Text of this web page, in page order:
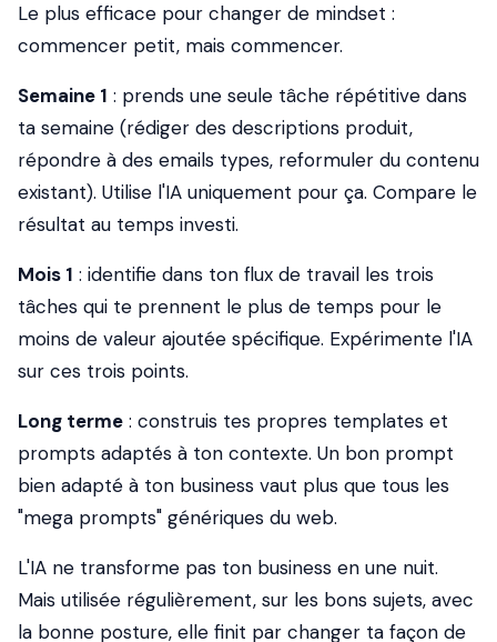
Le plus efficace pour changer de mindset :
commencer petit, mais commencer.
Semaine 1 : prends une seule tâche répétitive dans
ta semaine (rédiger des descriptions produit,
répondre à des emails types, reformuler du contenu
existant). Utilise l'IA uniquement pour ça. Compare le
résultat au temps investi.
Mois 1 : identifie dans ton flux de travail les trois
tâches qui te prennent le plus de temps pour le
moins de valeur ajoutée spécifique. Expérimente l'IA
sur ces trois points.
Long terme : construis tes propres templates et
prompts adaptés à ton contexte. Un bon prompt
bien adapté à ton business vaut plus que tous les
"mega prompts" génériques du web.
L'IA ne transforme pas ton business en une nuit.
Mais utilisée régulièrement, sur les bons sujets, avec
la bonne posture, elle finit par changer ta façon de